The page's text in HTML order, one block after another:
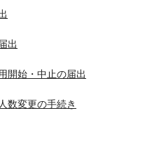
出
開始・中止の届出
数変更の手続き